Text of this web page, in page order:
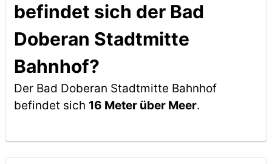
befindet sich der Bad
Doberan Stadtmitte
Bahnhof?
Der Bad Doberan Stadtmitte Bahnhof
befindet sich 16 Meter über Meer.